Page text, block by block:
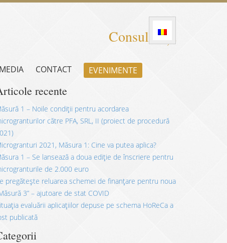
Consultanță
CONTACT EVENIMENTE
recente
1 – Noile condiții pentru acordarea
către PFA, SRL, II (proiect de procedură
2021, Măsura 1: Cine va putea aplica?
1 – Se lansează a doua ediție de înscriere pentru
de 2.000 euro
pregătește reluarea schemei de finanțare pentru noua
3” – ajutoare de stat COVID
evaluării aplicațiilor depuse pe schema HoReCa a
publicată